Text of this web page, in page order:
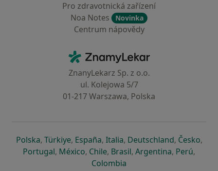
Pro zdravotnická zařízení
Noa Notes
Novinka
Centrum nápovědy
ZnamyLekar - Hlavní stránka
ZnanyLekarz Sp. z o.o.
ul. Kolejowa 5/7
01-217 Warszawa, Polska
Polskase otevře v nové záložce
, Türkiyese otevře v nové záložce
, Españase otevře v nové záložce
, Italiase otevře v nové záložce
, Deutschlandse otevře v
, Českose
,
Portugalse otevře v nové záložce
, Méxicose otevře v nové záložce
, Chilese otevře v nové záložce
, Brasilse otevře v nové
, Argentinase otevře v
, Perúse
,
Colombia